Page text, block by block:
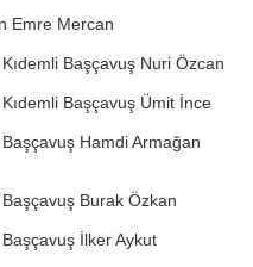
Emre Mercan
Başçavuş Nuri Özcan
Başçavuş Ümit İnce
Hamdi Armağan
Burak Özkan
İlker Aykut